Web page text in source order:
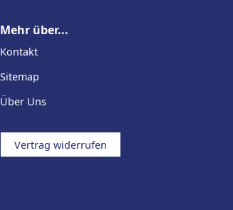
Mehr über...
Kontakt
Sitemap
Über Uns
Vertrag widerrufen